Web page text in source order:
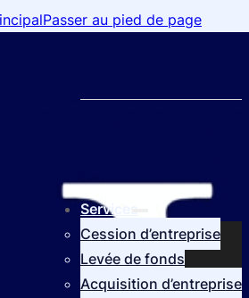
Passer au pied de page
Services
Cession d’entreprise
Levée de fonds
Acquisition d’entreprise